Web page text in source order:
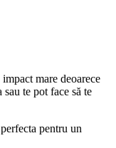
mare deoarece
te pot face să te
pentru un